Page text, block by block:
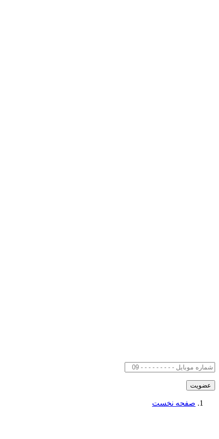
صفحه نخست